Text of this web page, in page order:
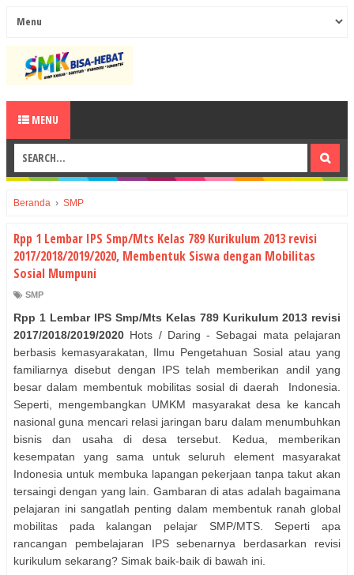
MENU
Beranda › SMP
Rpp 1 Lembar IPS Smp/Mts Kelas 789 Kurikulum 2013 revisi
2017/2018/2019/2020, Membentuk Siswa dengan Mobilitas
Sosial Mumpuni
SMP
Rpp 1 Lembar IPS Smp/Mts Kelas 789 Kurikulum 2013 revisi
2017/2018/2019/2020 Hots / Daring - Sebagai mata pelajaran
berbasis kemasyarakatan, Ilmu Pengetahuan Sosial atau yang
familiarnya disebut dengan IPS telah memberikan andil yang
besar dalam membentuk mobilitas sosial di daerah Indonesia.
Seperti, mengembangkan UMKM masyarakat desa ke kancah
nasional guna mencari relasi jaringan baru dalam menumbuhkan
bisnis dan usaha di desa tersebut. Kedua, memberikan
kesempatan yang sama untuk seluruh element masyarakat
Indonesia untuk membuka lapangan pekerjaan tanpa takut akan
tersaingi dengan yang lain. Gambaran di atas adalah bagaimana
pelajaran ini sangatlah penting dalam membentuk ranah global
mobilitas pada kalangan pelajar SMP/MTS. Seperti apa
rancangan pembelajaran IPS sebenarnya berdasarkan revisi
kurikulum sekarang? Simak baik-baik di bawah ini.